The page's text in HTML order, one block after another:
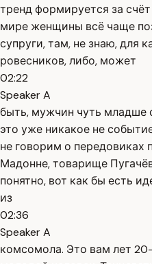
тренд формируется за
мире женщины всё чаще
супруги, там, не знаю, для
ровесников, либо, может
02:22
Speaker A
быть, мужчин чуть младше
это уже никакое не
не говорим о передовиках
Мадонне, товарище
понятно, вот как бы есть
из
02:36
Speaker A
комсомола. Это вам лет